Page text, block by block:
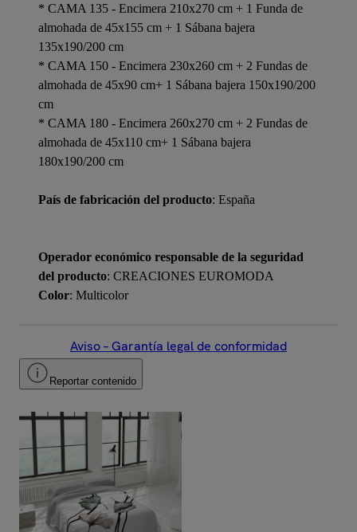
* CAMA 135 - Encimera 210x270 cm + 1 Funda de
almohada de 45x155 cm + 1 Sábana bajera
135x190/200 cm
* CAMA 150 - Encimera 230x260 cm + 2 Fundas de
almohada de 45x90 cm+ 1 Sábana bajera 150x190/200
cm
* CAMA 180 - Encimera 260x270 cm + 2 Fundas de
almohada de 45x110 cm+ 1 Sábana bajera
180x190/200 cm
País de fabricación del producto: España
Operador económico responsable de la seguridad
del producto: CREACIONES EUROMODA
Color: Multicolor
Aviso – Garantía legal de conformidad
Reportar contenido